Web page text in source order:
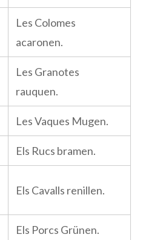
Les Colomes
acaronen.
Les Granotes
rauquen.
Les Vaques Mugen.
Els Rucs bramen.
Els Cavalls renillen.
Els Porcs Grünen.